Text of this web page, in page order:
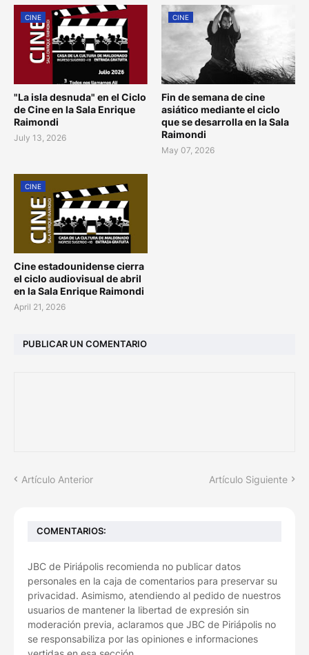
CINE
"La isla desnuda" en el Ciclo
de Cine en la Sala Enrique
Raimondi
July 13, 2026
CINE
Fin de semana de cine
asiático mediante el ciclo
que se desarrolla en la Sala
Raimondi
May 07, 2026
CINE
Cine estadounidense cierra
el ciclo audiovisual de abril
en la Sala Enrique Raimondi
April 21, 2026
PUBLICAR UN COMENTARIO
Artículo Anterior Artículo Siguiente
COMENTARIOS:
JBC de Piriápolis recomienda no publicar datos
personales en la caja de comentarios para preservar su
privacidad. Asimismo, atendiendo al pedido de nuestros
usuarios de mantener la libertad de expresión sin
moderación previa, aclaramos que JBC de Piriápolis no
se responsabiliza por las opiniones e informaciones